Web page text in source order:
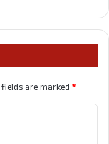
are marked*